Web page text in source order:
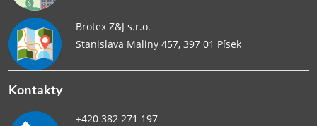
Brotex Z&J s.r.o.
Stanislava Maliny 457, 397 01 Písek
Kontakty
+420 382 271 197